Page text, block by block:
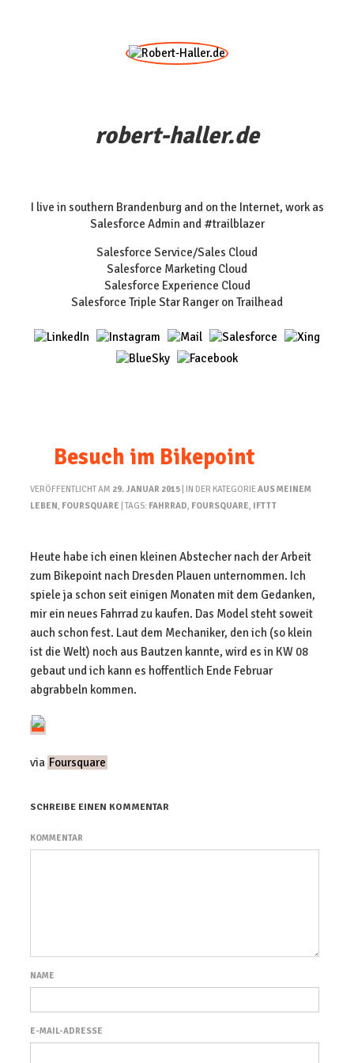
robert-haller.de
I live in southern Brandenburg and on the Internet, work as
Salesforce Admin and #trailblazer
Salesforce Service/Sales Cloud
Salesforce Marketing Cloud
Salesforce Experience Cloud
Salesforce Triple Star Ranger on Trailhead
Besuch im Bikepoint
VERÖFFENTLICHT AM 29. JANUAR 2015 | IN DER KATEGORIEAUS MEINEM
LEBEN, FOURSQUARE | TAGS: FAHRRAD, FOURSQUARE, IFTTT
Heute habe ich einen kleinen Abstecher nach der Arbeit
zum Bikepoint nach Dresden Plauen unternommen. Ich
spiele ja schon seit einigen Monaten mit dem Gedanken,
mir ein neues Fahrrad zu kaufen. Das Model steht soweit
auch schon fest. Laut dem Mechaniker, den ich (so klein
ist die Welt) noch aus Bautzen kannte, wird es in KW 08
gebaut und ich kann es hoffentlich Ende Februar
abgrabbeln kommen.
via Foursquare
SCHREIBE EINEN KOMMENTAR
KOMMENTAR
NAME
E-MAIL-ADRESSE